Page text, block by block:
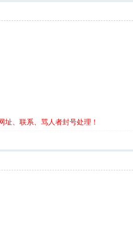
址、联系、骂人者封号处理！